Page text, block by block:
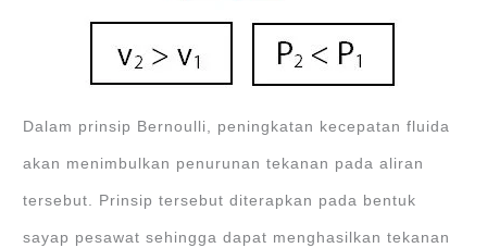
Dalam prinsip Bernoulli, peningkatan kecepatan fluida
akan menimbulkan penurunan tekanan pada aliran
tersebut. Prinsip tersebut diterapkan pada bentuk
sayap pesawat sehingga dapat menghasilkan tekanan